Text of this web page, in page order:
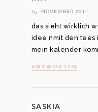
15. NOVEMBER 2011
das sieht wirklich
idee nmit den tees
mein kalender
ANTWORTEN
SASKIA